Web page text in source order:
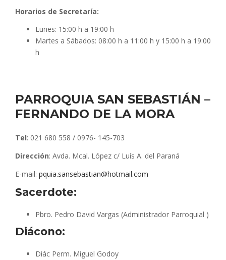
Horarios de Secretaría:
Lunes: 15:00 h a 19:00 h
Martes a Sábados: 08:00 h a 11:00 h y 15:00 h a 19:00
h
PARROQUIA SAN SEBASTIÁN –
FERNANDO DE LA MORA
Tel: 021 680 558 / 0976- 145-703
Dirección: Avda. Mcal. López c/ Luís A. del Paraná
E-mail: pquia.sansebastian@hotmail.com
Sacerdote:
Pbro. Pedro David Vargas (Administrador Parroquial )
Diácono:
Diác Perm. Miguel Godoy